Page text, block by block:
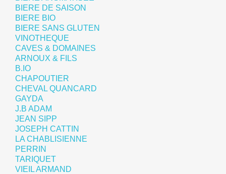
BIERE DE SAISON
BIERE BIO
BIERE SANS GLUTEN
VINOTHEQUE
CAVES & DOMAINES
ARNOUX & FILS
B.IO
CHAPOUTIER
CHEVAL QUANCARD
GAYDA
J.B ADAM
JEAN SIPP
JOSEPH CATTIN
LA CHABLISIENNE
PERRIN
TARIQUET
VIEIL ARMAND